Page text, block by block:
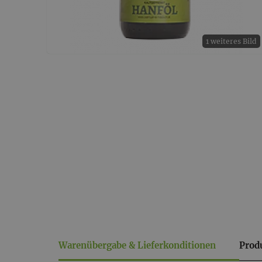
1 weiteres Bild
Warenübergabe & Lieferkonditionen